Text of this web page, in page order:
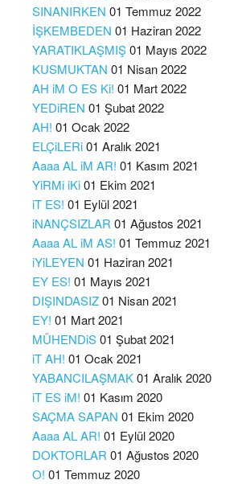
SINANIRKEN 01 Temmuz 2022
İŞKEMBEDEN 01 Haziran 2022
YARATIKLAŞMIŞ01 Mayıs 2022
KUSMUKTAN 01 Nisan 2022
AH iM O ES Ki! 01 Mart 2022
YEDiREN 01 Şubat 2022
AH! 01 Ocak 2022
ELÇiLERi01 Aralık 2021
Aaaa AL iM AR! 01 Kasım 2021
YiRMi iKi01 Ekim 2021
iT ES! 01 Eylül 2021
iNANÇSIZLAR 01 Ağustos 2021
Aaaa AL iM AS! 01 Temmuz 2021
iYiLEYEN 01 Haziran 2021
EY ES! 01 Mayıs 2021
DIŞINDASIZ01 Nisan 2021
EY! 01 Mart 2021
MÜHENDiS01 Şubat 2021
iT AH! 01 Ocak 2021
YABANCILAŞMAK01 Aralık 2020
iT ES iM! 01 Kasım 2020
SAÇMA SAPAN 01 Ekim 2020
Aaaa AL AR! 01 Eylül 2020
DOKTORLAR 01 Ağustos 2020
O! 01 Temmuz 2020